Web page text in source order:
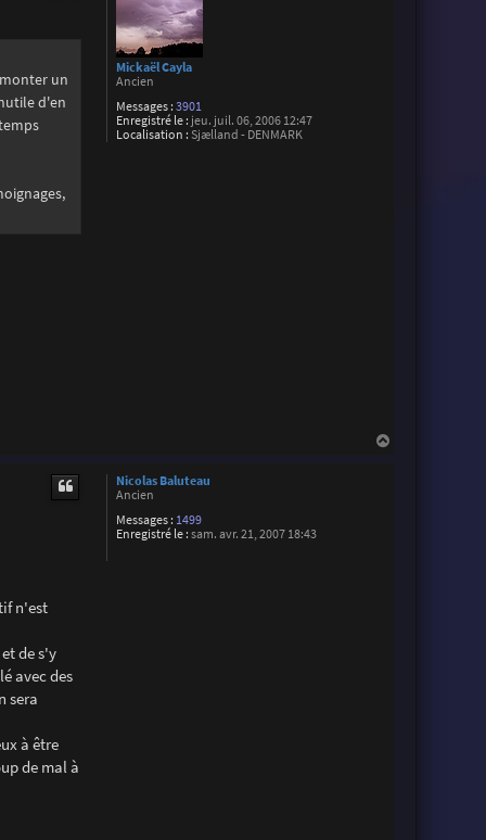
Mickaël Cayla
Ancien
Messages : 3901
Enregistré le : jeu. juil. 06, 2006 12:47
Localisation : Sjælland - DENMARK
un
d'en
Nicolas Baluteau
Ancien
Messages : 1499
Enregistré le : sam. avr. 21, 2007 18:43
n'est
de s'y
avec des
sera
à être
de mal à